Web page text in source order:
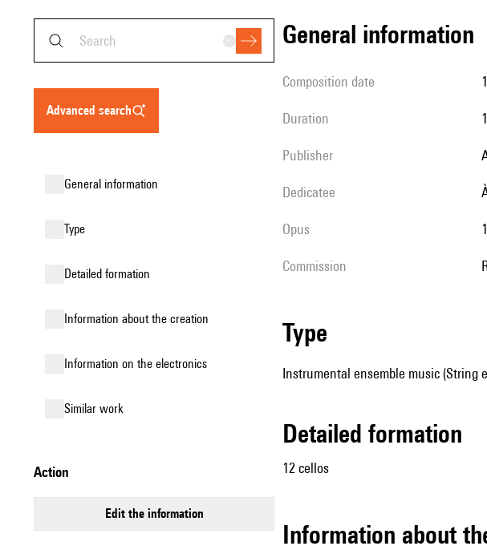
advanced search
general information
type
detailed formation
information about the creation
Information on the electronics
similar work
action
edit the information
general information
composition date
duration
publisher
Dedicatee
Opus
Commission
type
Instrumental ensemble music (String
detailed formation
12 cellos
information about